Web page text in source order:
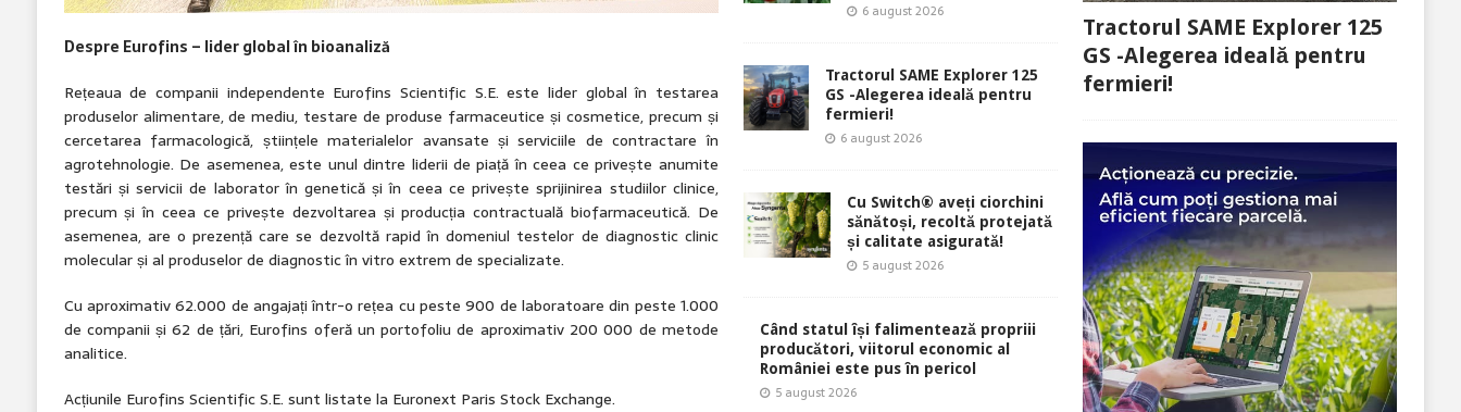
Despre Eurofins – lider global în bioanaliză
Rețeaua de companii independente Eurofins Scientific S.E. este lider global în testarea
produselor alimentare, de mediu, testare de produse farmaceutice și cosmetice, precum și
cercetarea farmacologică, științele materialelor avansate și serviciile de contractare în
agrotehnologie. De asemenea, este unul dintre liderii de piață în ceea ce privește anumite
testări și servicii de laborator în genetică și în ceea ce privește sprijinirea studiilor clinice,
precum și în ceea ce privește dezvoltarea și producția contractuală biofarmaceutică. De
asemenea, are o prezență care se dezvoltă rapid în domeniul testelor de diagnostic clinic
molecular și al produselor de diagnostic în vitro extrem de specializate.
Cu aproximativ 62.000 de angajați într-o rețea cu peste 900 de laboratoare din peste 1.000
de companii și 62 de țări, Eurofins oferă un portofoliu de aproximativ 200 000 de metode
analitice.
Acțiunile Eurofins Scientific S.E. sunt listate la Euronext Paris Stock Exchange.
6 august 2026
Tractorul SAME Explorer 125
GS -Alegerea ideală pentru
fermieri!
6 august 2026
Cu Switch® aveți ciorchini
sănătoși, recoltă protejată
și calitate asigurată!
5 august 2026
Când statul își falimentează propriii
producători, viitorul economic al
României este pus în pericol
5 august 2026
Tractorul SAME Explorer 125
GS -Alegerea ideală pentru
fermieri!